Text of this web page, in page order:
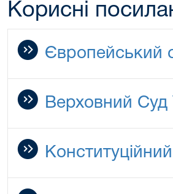
Корисні
Європейський
Верховний Суд